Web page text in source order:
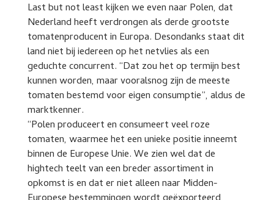
Last but not least kijken we even naar Polen, dat
Nederland heeft verdrongen als derde grootste
tomatenproducent in Europa. Desondanks staat dit
land niet bij iedereen op het netvlies als een
geduchte concurrent. “Dat zou het op termijn best
kunnen worden, maar vooralsnog zijn de meeste
tomaten bestemd voor eigen consumptie”, aldus de
marktkenner.
“Polen produceert en consumeert veel roze
tomaten, waarmee het een unieke positie inneemt
binnen de Europese Unie. We zien wel dat de
hightech teelt van een breder assortiment in
opkomst is en dat er niet alleen naar Midden-